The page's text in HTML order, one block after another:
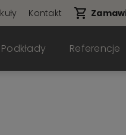
Kontakt
Podkłady Referencje